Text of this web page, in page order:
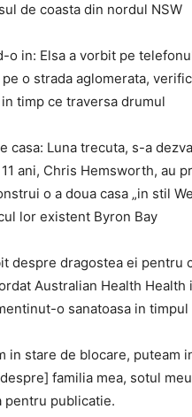
de coasta din nordul NSW
o in: Elsa a vorbit pe
o strada aglomerata,
timp ce traversa drumul
casa: Luna trecuta, s-a
ani, Chris Hemsworth, au
o a doua casa „in stil
lor existent Byron Bay
despre dragostea ei pentru
Australian Health Health
o sanatoasa in
in stare de blocare, puteam
familia mea, sotul
pentru publicatie.